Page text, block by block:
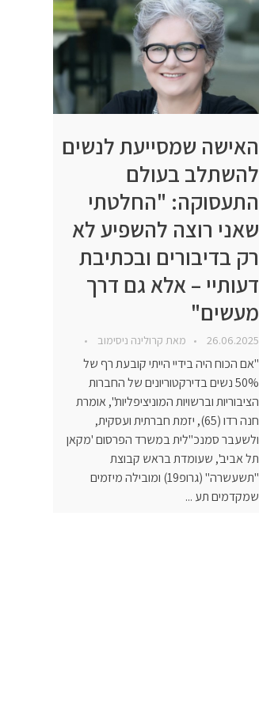
האישה שמסייעת לנשים
להשתלב בעולם
התעסוקה: "החלטתי
שאני רוצה להשפיע לא
רק בדיבורים ובכתיבת
דעותיי – אלא גם דרך
מעשים"
26.06.2025 מאת קרולינה ניסימוב
"אם הכוח היה בידיי הייתי קובעת רף של
50% נשים בדירקטוריונים של החברות
הציבוריות וברשויות המוניציפליות", אומרת
חנה רדו (65), יזמת חברתית ועסקית,
ולשעבר סמנכ"לית במשרד הפרסום 'מקאן
תל אביב', שעומדת בראש קבוצת
"תשעשרה" (גרופ19) ומובילה מיזמים
שמקדמים תע ...